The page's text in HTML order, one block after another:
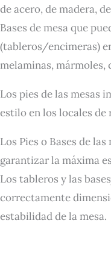
de acero, de madera,
Bases de mesa que
(tableros/encimeras)
melaminas,
Los pies de las mesas
estilo en los locales de
Los Pies o Bases de
garantizar la máxima
Los tableros y las
correctamente
estabilidad de la mesa.